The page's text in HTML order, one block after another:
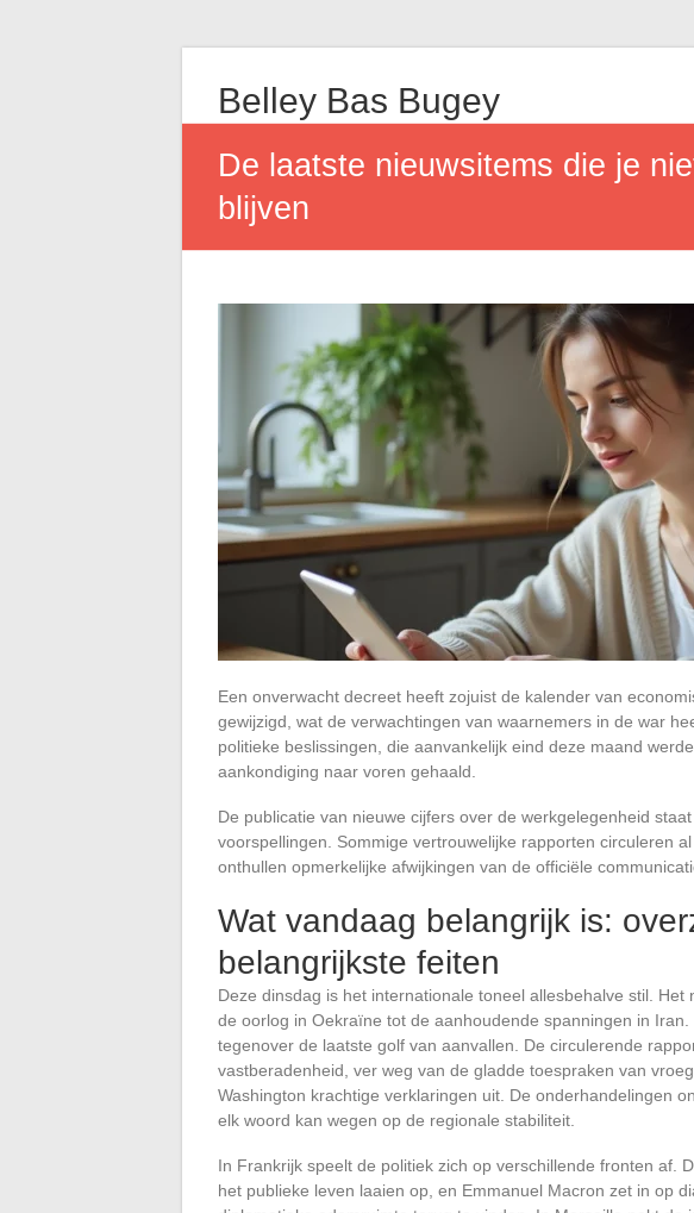
Belley Bas Bugey
De laatste nieuwsitems die je
blijven
Een onverwacht decreet heeft zojuist de kalender van
gewijzigd, wat de verwachtingen van waarnemers in de war
politieke beslissingen, die aanvankelijk eind deze maand
aankondiging naar voren gehaald.
De publicatie van nieuwe cijfers over de werkgelegenheid
voorspellingen. Sommige vertrouwelijke rapporten circuleren
onthullen opmerkelijke afwijkingen van de officiële
Wat vandaag belangrijk is:
belangrijkste feiten
Deze dinsdag is het internationale toneel allesbehalve stil.
de oorlog in Oekraïne tot de aanhoudende spanningen in
tegenover de laatste golf van aanvallen. De circulerende
vastberadenheid, ver weg van de gladde toespraken van
Washington krachtige verklaringen uit. De onderhandelingen
elk woord kan wegen op de regionale stabiliteit.
In Frankrijk speelt de politiek zich op verschillende fronten af.
het publieke leven laaien op, en Emmanuel Macron zet in op